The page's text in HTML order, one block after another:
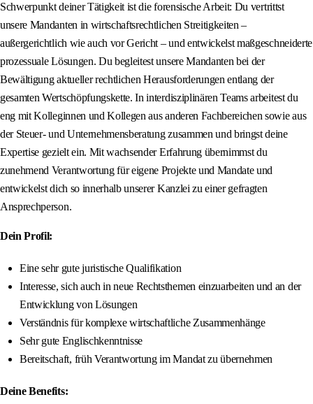
Schwerpunkt deiner Tätigkeit ist die forensische Arbeit: Du vertrittst
unsere Mandanten in wirtschaftsrechtlichen Streitigkeiten –
außergerichtlich wie auch vor Gericht – und entwickelst maßgeschneiderte
prozessuale Lösungen. Du begleitest unsere Mandanten bei der
Bewältigung aktueller rechtlichen Herausforderungen entlang der
gesamten Wertschöpfungskette. In interdisziplinären Teams arbeitest du
eng mit Kolleginnen und Kollegen aus anderen Fachbereichen sowie aus
der Steuer- und Unternehmensberatung zusammen und bringst deine
Expertise gezielt ein. Mit wachsender Erfahrung übernimmst du
zunehmend Verantwortung für eigene Projekte und Mandate und
entwickelst dich so innerhalb unserer Kanzlei zu einer gefragten
Ansprechperson.
Dein Profil:
Eine sehr gute juristische Qualifikation
Interesse, sich auch in neue Rechtsthemen einzuarbeiten und an der
Entwicklung von Lösungen
Verständnis für komplexe wirtschaftliche Zusammenhänge
Sehr gute Englischkenntnisse
Bereitschaft, früh Verantwortung im Mandat zu übernehmen
Deine Benefits: